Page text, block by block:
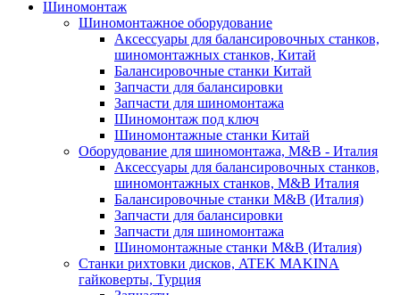
Шиномонтаж
Шиномонтажное оборудование
Аксессуары для балансировочных станков,
шиномонтажных станков, Китай
Балансировочные станки Китай
Запчасти для балансировки
Запчасти для шиномонтажа
Шиномонтаж под ключ
Шиномонтажные станки Китай
Оборудование для шиномонтажа, M&B - Италия
Аксессуары для балансировочных станков,
шиномонтажных станков, M&B Италия
Балансировочные станки M&B (Италия)
Запчасти для балансировки
Запчасти для шиномонтажа
Шиномонтажные станки M&B (Италия)
Станки рихтовки дисков, ATEK MAKINA
гайковерты, Турция